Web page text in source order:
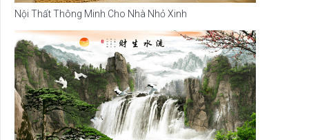
Nội Thất Thông Minh Cho Nhà Nhỏ Xinh